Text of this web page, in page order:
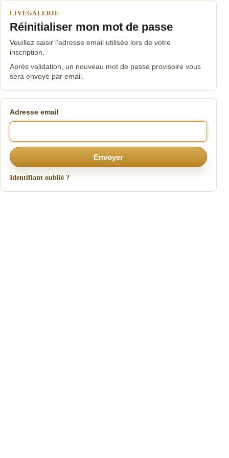
LIVEGALERIE
Réinitialiser mon mot de passe
Veuillez saisir l’adresse email utilisée lors de votre
inscription.
Après validation, un nouveau mot de passe provisoire vous
sera envoyé par email.
Adresse email
Envoyer
Identifiant oublié ?